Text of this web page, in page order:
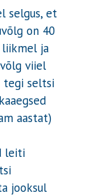
selgus, et
on 40
liikmel ja
viiel
tegi seltsi
aastat)
leiti
jooksul